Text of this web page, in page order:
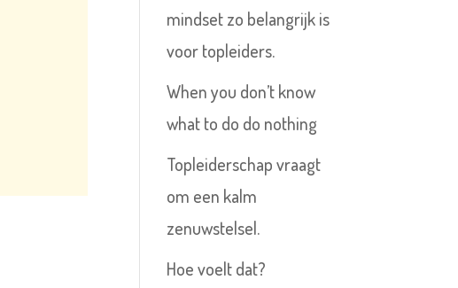
mindset zo belangrijk is
voor topleiders.
When you don’t know
what to do do nothing
Topleiderschap vraagt
om een kalm
zenuwstelsel.
Hoe voelt dat?